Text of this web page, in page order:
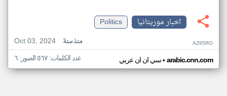
اخبار موريتانيا
Politics
Oct 03, 2024
منذ سنة AZ95RO
سي ان ان عربي• arabic.cnn.com عدد الكلمات: ٥٦٧ الصور: ٦